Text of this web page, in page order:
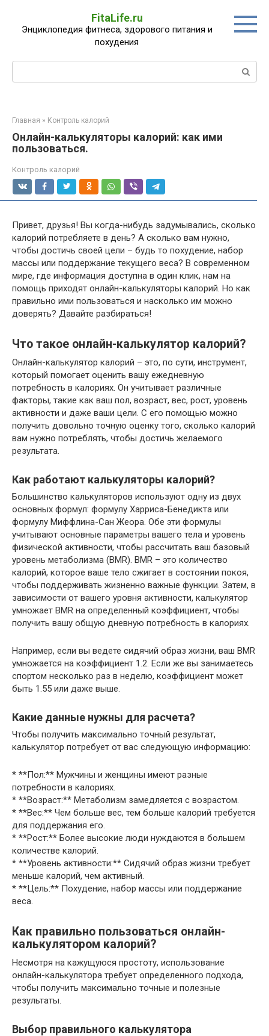
контенту
FitaLife.ru
Энциклопедия фитнеса, здорового питания и
похудения
Главная » Контроль калорий
Онлайн-калькуляторы калорий: как ими
пользоваться.
Контроль калорий
Привет, друзья! Вы когда-нибудь задумывались, сколько
калорий потребляете в день? А сколько вам нужно,
чтобы достичь своей цели – будь то похудение, набор
массы или поддержание текущего веса? В современном
мире, где информация доступна в один клик, нам на
помощь приходят онлайн-калькуляторы калорий. Но как
правильно ими пользоваться и насколько им можно
доверять? Давайте разбираться!
Что такое онлайн-калькулятор калорий?
Онлайн-калькулятор калорий – это, по сути, инструмент,
который помогает оценить вашу ежедневную
потребность в калориях. Он учитывает различные
факторы, такие как ваш пол, возраст, вес, рост, уровень
активности и даже ваши цели. С его помощью можно
получить довольно точную оценку того, сколько калорий
вам нужно потреблять, чтобы достичь желаемого
результата.
Как работают калькуляторы калорий?
Большинство калькуляторов используют одну из двух
основных формул: формулу Харриса-Бенедикта или
формулу Миффлина-Сан Жеора. Обе эти формулы
учитывают основные параметры вашего тела и уровень
физической активности, чтобы рассчитать ваш базовый
уровень метаболизма (BMR). BMR – это количество
калорий, которое ваше тело сжигает в состоянии покоя,
чтобы поддерживать жизненно важные функции. Затем, в
зависимости от вашего уровня активности, калькулятор
умножает BMR на определенный коэффициент, чтобы
получить вашу общую дневную потребность в калориях.
Например, если вы ведете сидячий образ жизни, ваш BMR
умножается на коэффициент 1.2. Если же вы занимаетесь
спортом несколько раз в неделю, коэффициент может
быть 1.55 или даже выше.
Какие данные нужны для расчета?
Чтобы получить максимально точный результат,
калькулятор потребует от вас следующую информацию:
* **Пол:** Мужчины и женщины имеют разные
потребности в калориях.
* **Возраст:** Метаболизм замедляется с возрастом.
* **Вес:** Чем больше вес, тем больше калорий требуется
для поддержания его.
* **Рост:** Более высокие люди нуждаются в большем
количестве калорий.
* **Уровень активности:** Сидячий образ жизни требует
меньше калорий, чем активный.
* **Цель:** Похудение, набор массы или поддержание
веса.
Как правильно пользоваться онлайн-
калькулятором калорий?
Несмотря на кажущуюся простоту, использование
онлайн-калькулятора требует определенного подхода,
чтобы получить максимально точные и полезные
результаты.
Выбор правильного калькулятора